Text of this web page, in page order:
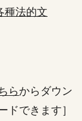
法的文
らからダウン
ドできます］